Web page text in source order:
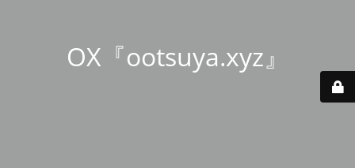
OX『ootsuya.xyz』